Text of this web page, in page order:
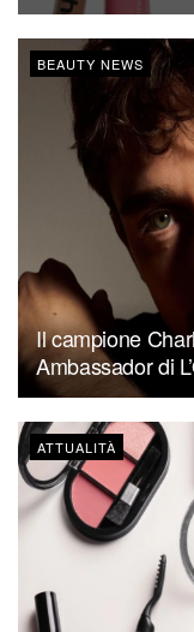
BEAUTY NEWS
Il campione
Ambassador di
ATTUALITÀ